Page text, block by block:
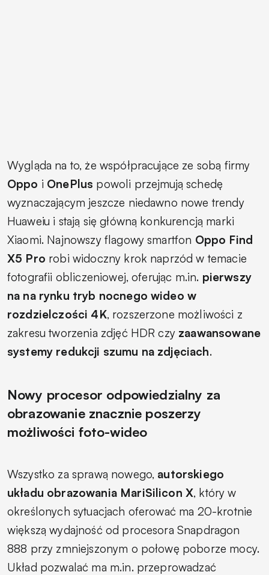
Wygląda na to, że współpracujące ze sobą firmy
Oppo i OnePlus powoli przejmują schedę
wyznaczającym jeszcze niedawno nowe trendy
Huaweiu i stają się główną konkurencją marki
Xiaomi. Najnowszy flagowy smartfon Oppo Find
X5 Pro robi widoczny krok naprzód w temacie
fotografii obliczeniowej, oferując m.in. pierwszy
na na rynku tryb nocnego wideo w
rozdzielczości 4K, rozszerzone możliwości z
zakresu tworzenia zdjęć HDR czy zaawansowane
systemy redukcji szumu na zdjęciach.
Nowy procesor odpowiedzialny za
obrazowanie znacznie poszerzy
możliwości foto-wideo
Wszystko za sprawą nowego, autorskiego
układu obrazowania MariSilicon X, który w
określonych sytuacjach oferować ma 20-krotnie
większą wydajność od procesora Snapdragon
888 przy zmniejszonym o połowę poborze mocy.
Układ pozwalać ma m.in. przeprowadzać